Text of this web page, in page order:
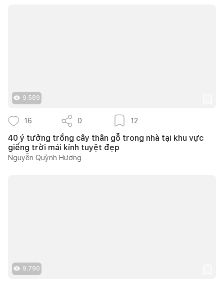
9.589
16 0 12
40 ý tưởng trồng cây thân gỗ trong nhà tại khu vực
giếng trời mái kính tuyệt đẹp
Nguyễn Quỳnh Hương
9.790